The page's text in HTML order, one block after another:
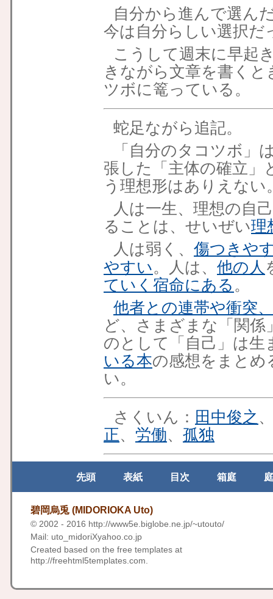
自分から進んで選ん
今は自分らしい選択だ
こうして週末に早起
きながら文章を書く
ツボに篭っている。
蛇足ながら追記。
「自分のタコツボ」
張した「主体の確立」
う理想形はありえない
人は一生、理想の自
ることは、せいぜい理
人は弱く、 傷つきや
やすい。人は、 他の人
ていく宿命にある 。
他者との連帯や衝突
ど、さまざまな「関
のとして「自己」は生
いる本の感想をまとめ
い。
さくいん： 田中俊之
正、 労働、 孤独
先頭 表紙 目次 箱庭
碧岡烏兎 (MIDORIOKA Uto)
© 2002 - 2016 http://www5e.biglobe.ne.jp/~utouto/
Mail: uto_midoriXyahoo.co.jp
Created based on the free templates at
http://freehtml5templates.com